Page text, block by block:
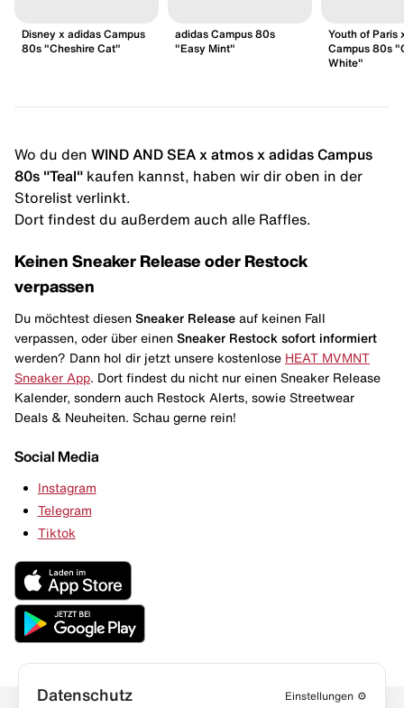
Disney x adidas Campus
80s "Cheshire Cat"
adidas Campus 80s
"Easy Mint"
Youth of Paris
Campus 80s
White"
Wo du den WIND AND SEA x atmos x adidas Campus
80s "Teal" kaufen kannst, haben wir dir oben in der
Storelist verlinkt.
Dort findest du außerdem auch alle Raffles.
Keinen Sneaker Release oder Restock
verpassen
Du möchtest diesen Sneaker Release auf keinen Fall
verpassen, oder über einen Sneaker Restock sofort informiert
werden? Dann hol dir jetzt unsere kostenlose HEAT MVMNT
Sneaker App . Dort findest du nicht nur einen Sneaker Release
Kalender, sondern auch Restock Alerts, sowie Streetwear
Deals & Neuheiten. Schau gerne rein!
Social Media
Instagram
Telegram
Tiktok
Datenschutz Einstellungen ⚙️